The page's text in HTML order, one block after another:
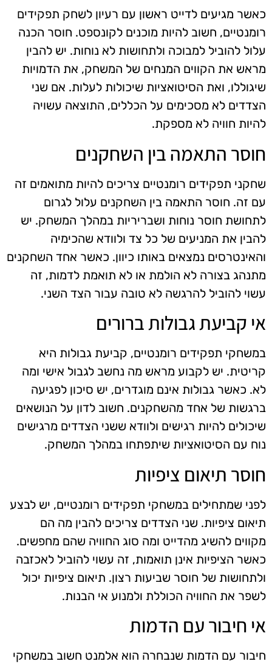
כאשר מגיעים לדייט ראשון עם רעיון לשחק תפקידים
רומנטיים, חשוב להיות מוכנים לקונספט. חוסר הכנה
עלול להוביל למבוכה ולתחושות לא נוחות. יש להבין
מראש את הקווים המנחים של המשחק, את הדמויות
שיגוללו, ואת הסיטואציות שיכולות לעלות. אם שני
הצדדים לא מסכימים על הכללים, התוצאה עשויה
להיות חוויה לא מספקת.
חוסר התאמה בין השחקנים
שחקני תפקידים רומנטיים צריכים להיות מתואמים זה
עם זה. חוסר התאמה בין השחקנים עלול לגרום
לתחושת חוסר נוחות ושבריריות במהלך המשחק. יש
להבין את המניעים של כל צד ולוודא שהכימיה
והאינטרסים נמצאים באותו כיוון. כאשר אחד השחקנים
מתנהג בצורה לא הולמת או לא תואמת לדמות, זה
עשוי להוביל להרגשה לא טובה עבור הצד השני.
אי קביעת גבולות ברורים
במשחקי תפקידים רומנטיים, קביעת גבולות היא
קריטית. יש לקבוע מראש מה נחשב לגבול אישי ומה
לא. כאשר גבולות אינם מוגדרים, יש סיכון לפגיעה
ברגשות של אחד מהשחקנים. חשוב לדון על הנושאים
שיכולים להיות רגישים ולוודא ששני הצדדים מרגישים
נוח עם הסיטואציות שיתפתחו במהלך המשחק.
חוסר תיאום ציפיות
לפני שמתחילים במשחקי תפקידים רומנטיים, יש לבצע
תיאום ציפיות. שני הצדדים צריכים להבין מה הם
מקווים להשיג מהדייט ומה סוג החוויה שהם מחפשים.
כאשר הציפיות אינן תואמות, זה עשוי להוביל לאכזבה
ולתחושות של חוסר שביעות רצון. תיאום ציפיות יכול
לשפר את החוויה הכוללת ולמנוע אי הבנות.
אי חיבור עם הדמות
חיבור עם הדמות שנבחרה הוא אלמנט חשוב במשחקי